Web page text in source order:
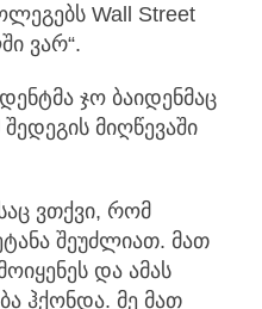
Wall Street
ვარ“.
ჯო ბაიდენმაც
მიღწევაში
ვთქვი, რომ
შეუძლიათ. მათ
და ამას
ჰქონდა. მე მათ